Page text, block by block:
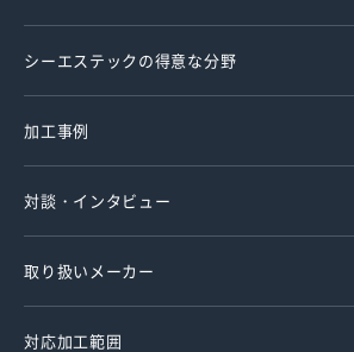
シーエステックの得意な分野
加工事例
対談・インタビュー
取り扱いメーカー
対応加工範囲